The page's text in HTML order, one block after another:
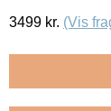
3499 kr. (Vis